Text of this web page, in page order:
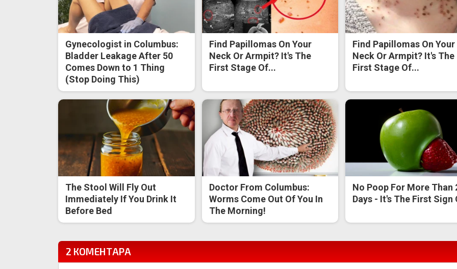
Gynecologist in Columbus:
Bladder Leakage After 50
Comes Down to 1 Thing
(Stop Doing This)
Find Papillomas On Your
Neck Or Armpit? It's The
First Stage Of...
Find Papillomas On Your
Neck Or Armpit? It's The
First Stage Of...
The Stool Will Fly Out
Immediately If You Drink It
Before Bed
Doctor From Columbus:
Worms Come Out Of You In
The Morning!
No Poop For More Than
Days - It's The First Sign
2 КОМЕНТАРА